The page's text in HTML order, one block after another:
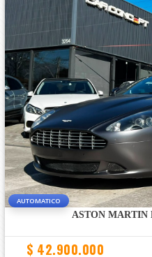
AUTOMATICO
ASTON MARTIN
$ 42.900.000